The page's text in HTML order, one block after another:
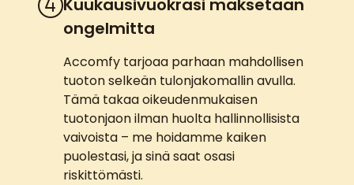
Kuukausivuokrasi maksetaan
ongelmitta
Accomfy tarjoaa parhaan mahdollisen
tuoton selkeän tulonjakomallin avulla.
Tämä takaa oikeudenmukaisen
tuotonjaon ilman huolta hallinnollisista
vaivoista – me hoidamme kaiken
puolestasi, ja sinä saat osasi
riskittömästi.